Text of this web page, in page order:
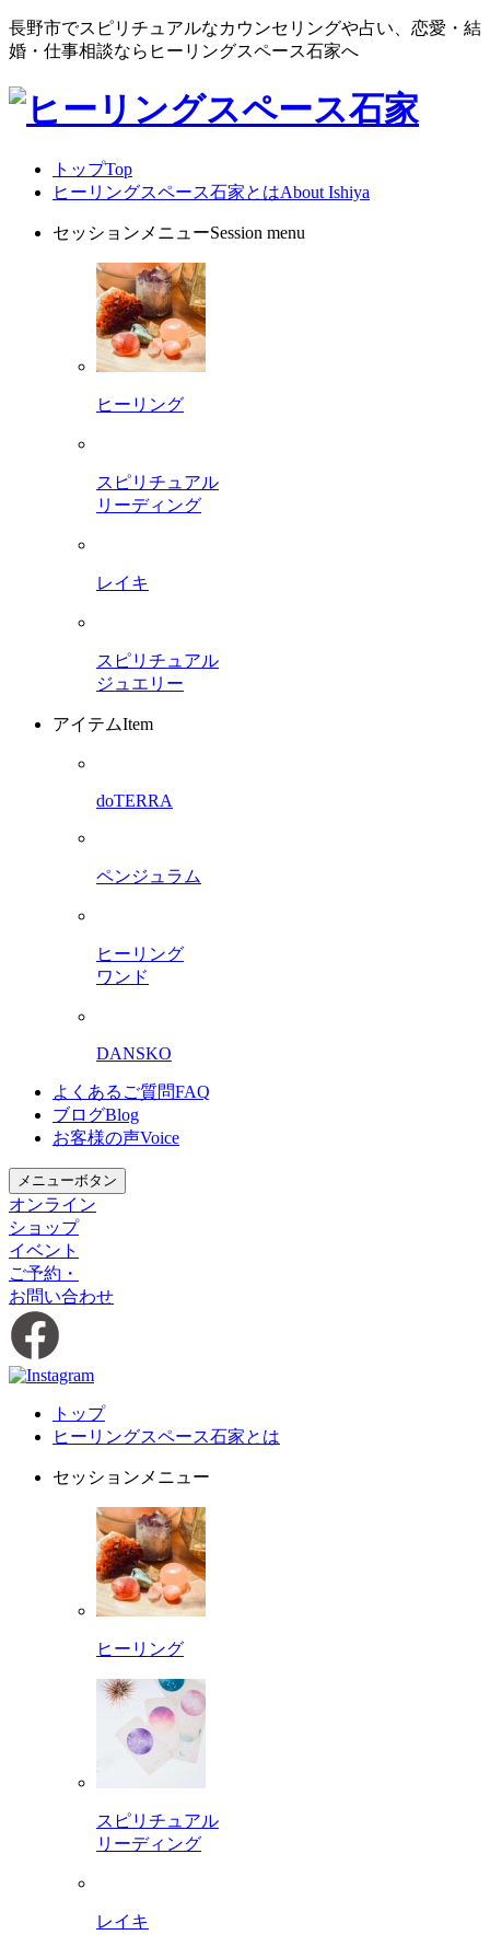
長野市でスピリチュアルなカウンセリングや占い、恋愛・結
婚・仕事相談ならヒーリングスペース石家へ
トップTop
ヒーリングスペース石家とはAbout Ishiya
セッションメニューSession menu
ヒーリング
スピリチュアル
リーディング
レイキ
スピリチュアル
ジュエリー
アイテムItem
doTERRA
ペンジュラム
ヒーリング
ワンド
DANSKO
よくあるご質問FAQ
ブログBlog
お客様の声Voice
メニューボタン
オンライン
ショップ
イベント
ご予約・
お問い合わせ
トップ
ヒーリングスペース石家とは
セッションメニュー
ヒーリング
スピリチュアル
リーディング
レイキ